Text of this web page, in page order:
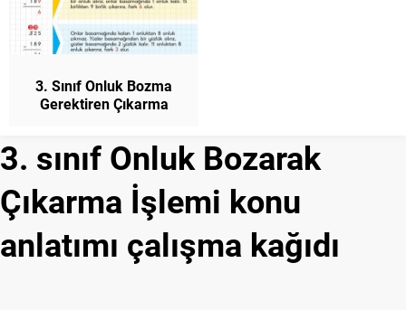
3. Sınıf Onluk Bozma
Gerektiren Çıkarma
3. sınıf Onluk Bozarak
Çıkarma İşlemi konu
anlatımı çalışma kağıdı